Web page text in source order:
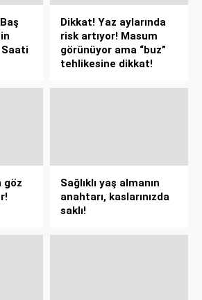
Saati
Dikkat! Yaz aylarında
risk artıyor! Masum
görünüyor ama “buz”
tehlikesine dikkat!
göz
Sağlıklı yaş almanın
anahtarı, kaslarınızda
saklı!